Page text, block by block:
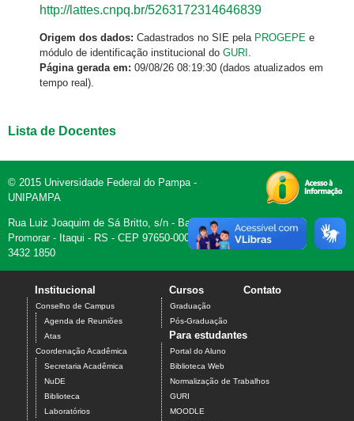
http://lattes.cnpq.br/5263172314646839
Origem dos dados: Cadastrados no SIE pela PROGEPE e
módulo de identificação institucional do GURI .
Página gerada em: 09/08/26 08:19:30 (dados atualizados em
tempo real).
Lista de Docentes
© 2015 Universidade Federal do Pampa -
UNIPAMPA
Rua Luiz Joaquim de Sá Britto, s/n - Bairro
Promorar - Itaqui - RS - CEP 97650-000 - Fone (55)
3432 1850
Institucional
Conselho de Campus
Agenda de Reuniões
Atas
Coordenação Acadêmica
Secretaria Acadêmica
NuDE
Biblioteca
Laboratórios
Cursos
Graduação
Pós-Graduação
Contato
Para estudantes
Portal do Aluno
Biblioteca Web
Normalização de Trabalhos
GURI
MOODLE